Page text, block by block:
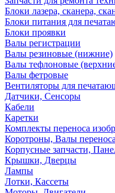
Блоки лазера, сканера,
Блоки питания для
Блоки проявки
Валы регистрации
Валы резиновые (нижние)
Валы тефлоновые
Валы фетровые
Вентиляторы для
Датчики, Сенсоры
Кабели
Каретки
Комплекты переноса
Коротроны, Валы переноса
Корпусные запчасти,
Крышки, Дверцы
Лампы
Лотки, Кассеты